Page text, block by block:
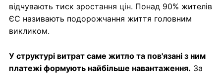
відчувають тиск зростання цін. Понад 90% жителів
ЄС називають подорожчання життя головним
викликом.
У структурі витрат саме житло та пов'язані з ним
платежі формують найбільше навантаження. За